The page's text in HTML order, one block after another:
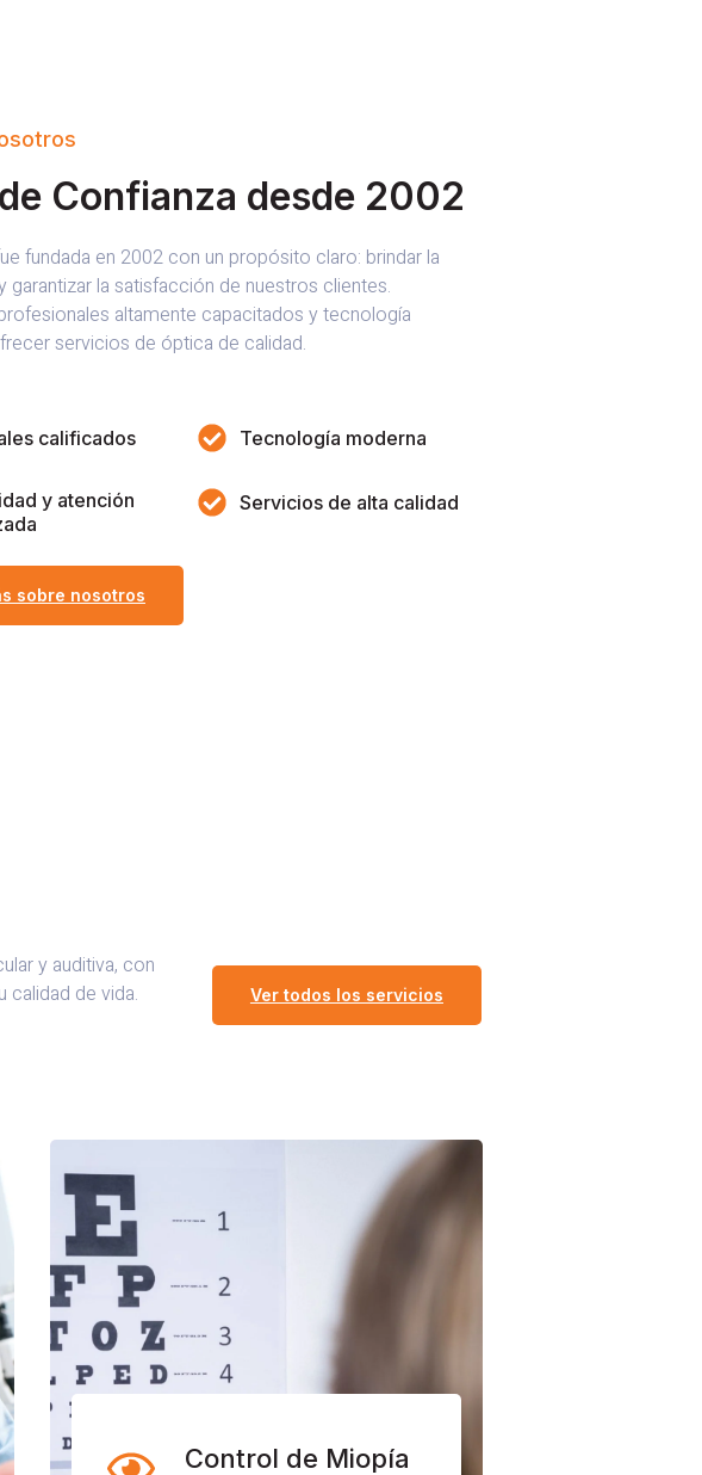
Confianza desde 2002
fundada en 2002 con un propósito claro: brindar la
garantizar la satisfacción de nuestros clientes.
altamente capacitados y tecnología
servicios de óptica de calidad.
calificados Tecnología moderna
y atención
Servicios de alta calidad
sobre nosotros
y auditiva, con
calidad de vida.
Ver todos los servicios
Control de Miopía